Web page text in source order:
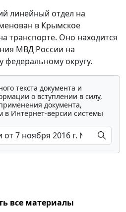
линейный отдел на
в Крымское
транспорте. Оно находится
МВД России на
округу.
текста документа и
о вступлении в силу,
документа,
в Интернет-версии системы
все материалы